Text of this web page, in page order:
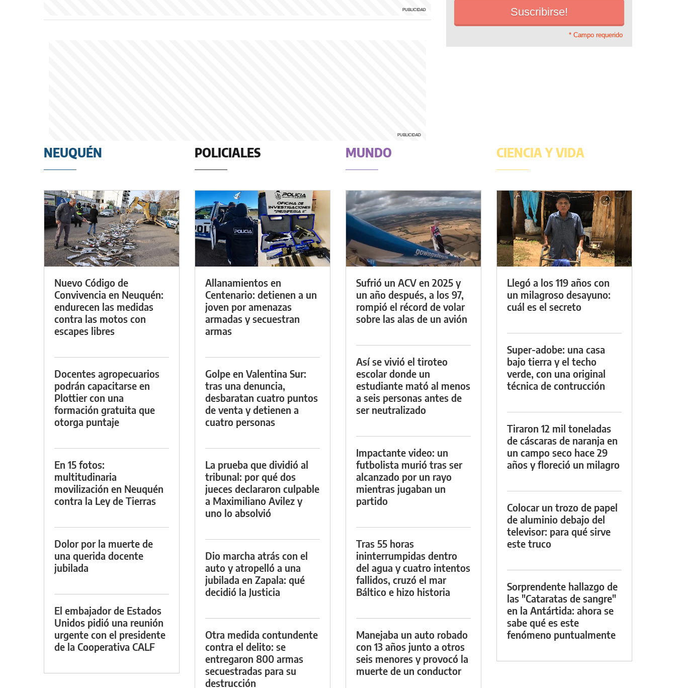
* Campo requerido
NEUQUÉN
Nuevo Código de
Convivencia en Neuquén:
endurecen las medidas
contra las motos con
escapes libres
Docentes agropecuarios
podrán capacitarse en
Plottier con una
formación gratuita que
otorga puntaje
En 15 fotos:
multitudinaria
movilización en Neuquén
contra la Ley de Tierras
Dolor por la muerte de
una querida docente
jubilada
El embajador de Estados
Unidos pidió una reunión
urgente con el presidente
de la Cooperativa CALF
POLICIALES
Allanamientos en
Centenario: detienen a un
joven por amenazas
armadas y secuestran
armas
Golpe en Valentina Sur:
tras una denuncia,
desbaratan cuatro puntos
de venta y detienen a
cuatro personas
La prueba que dividió al
tribunal: por qué dos
jueces declararon culpable
a Maximiliano Avilez y
uno lo absolvió
Dio marcha atrás con el
auto y atropelló a una
jubilada en Zapala: qué
decidió la Justicia
Otra medida contundente
contra el delito: se
entregaron 800 armas
secuestradas para su
destrucción
MUNDO
Sufrió un ACV en 2025 y
un año después, a los 97,
rompió el récord de volar
sobre las alas de un avión
Así se vivió el tiroteo
escolar donde un
estudiante mató al menos
a seis personas antes de
ser neutralizado
Impactante video: un
futbolista murió tras ser
alcanzado por un rayo
mientras jugaban un
partido
Tras 55 horas
ininterrumpidas dentro
del agua y cuatro intentos
fallidos, cruzó el mar
Báltico e hizo historia
Manejaba un auto robado
con 13 años junto a otros
seis menores y provocó la
muerte de un conductor
CIENCIA Y VIDA
Llegó a los 119 años con
un milagroso desayuno:
cuál es el secreto
Super-adobe: una casa
bajo tierra y el techo
verde, con una original
técnica de contrucción
Tiraron 12 mil toneladas
de cáscaras de naranja en
un campo seco hace 29
años y floreció un milagro
Colocar un trozo de papel
de aluminio debajo del
televisor: para qué sirve
este truco
Sorprendente hallazgo de
las "Cataratas de sangre"
en la Antártida: ahora se
sabe qué es este
fenómeno puntualmente